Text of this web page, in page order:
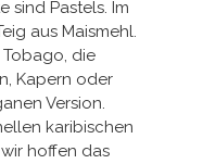
sind Pastels. Im
aus Maismehl.
Tobago, die
Kapern oder
Version.
karibischen
hoffen das